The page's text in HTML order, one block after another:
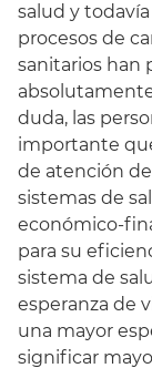
Español
salud y
procesos de
sanitarios han
duda, las
importante
de atención de
sistemas de
económico-
para su
sistema de
esperanza de
una mayor
significar